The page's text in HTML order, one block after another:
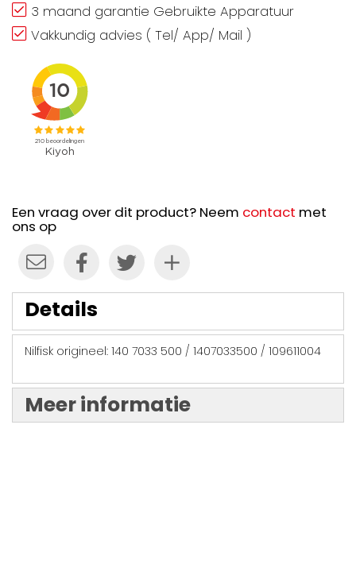
3 maand garantie Gebruikte Apparatuur
Vakkundig advies ( Tel/ App/ Mail )
Een vraag over dit product? Neem contact met
ons op
Details
Nilfisk origineel: 140 7033 500 / 1407033500 / 109611004
Meer informatie